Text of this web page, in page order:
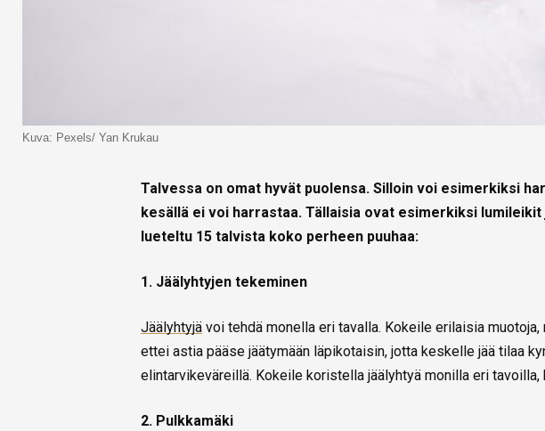
Kuva: Pexels/ Yan Krukau
Talvessa on omat hyvät puolensa. Silloin voi esimerkiksi
kesällä ei voi harrastaa. Tällaisia ovat esimerkiksi
lueteltu 15 talvista koko perheen puuhaa:
1. Jäälyhtyjen tekeminen
Jäälyhtyjä voi tehdä monella eri tavalla. Kokeile erilaisia
ettei astia pääse jäätymään läpikotaisin, jotta keskelle jää tilaa
elintarvikeväreillä. Kokeile koristella jäälyhtyä monilla eri
2. Pulkkamäki